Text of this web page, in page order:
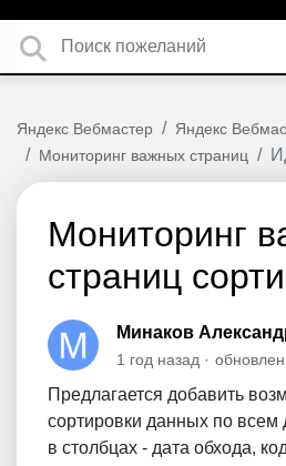
Яндекс Вебмастер Яндекс
Мониторинг важных страниц
Мониторинг
страниц
Минаков
1 год назад обновлен
Предлагается добавить
сортировки данных по
в столбцах - дата обхода,